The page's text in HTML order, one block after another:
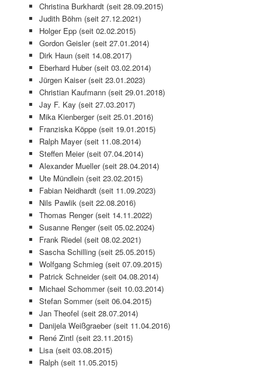
Christina Burkhardt (seit 28.09.2015)
Judith Böhm (seit 27.12.2021)
Holger Epp (seit 02.02.2015)
Gordon Geisler (seit 27.01.2014)
Dirk Haun (seit 14.08.2017)
Eberhard Huber (seit 03.02.2014)
Jürgen Kaiser (seit 23.01.2023)
Christian Kaufmann (seit 29.01.2018)
Jay F. Kay (seit 27.03.2017)
Mika Kienberger (seit 25.01.2016)
Franziska Köppe (seit 19.01.2015)
Ralph Mayer (seit 11.08.2014)
Steffen Meier (seit 07.04.2014)
Alexander Mueller (seit 28.04.2014)
Ute Mündlein (seit 23.02.2015)
Fabian Neidhardt (seit 11.09.2023)
Nils Pawlik (seit 22.08.2016)
Thomas Renger (seit 14.11.2022)
Susanne Renger (seit 05.02.2024)
Frank Riedel (seit 08.02.2021)
Sascha Schilling (seit 25.05.2015)
Wolfgang Schmieg (seit 07.09.2015)
Patrick Schneider (seit 04.08.2014)
Michael Schommer (seit 10.03.2014)
Stefan Sommer (seit 06.04.2015)
Jan Theofel (seit 28.07.2014)
Danijela Weißgraeber (seit 11.04.2016)
René Zintl (seit 23.11.2015)
Lisa (seit 03.08.2015)
Ralph (seit 11.05.2015)